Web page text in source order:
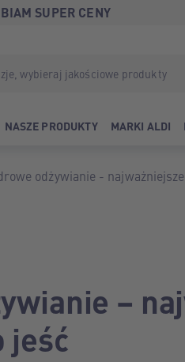
SUPER CENY
NASZE PRODUKTY MARKI ALDI
odżywianie -
–
jeść